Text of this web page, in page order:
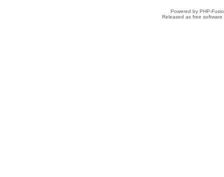
Powered by PHP-
Released as free